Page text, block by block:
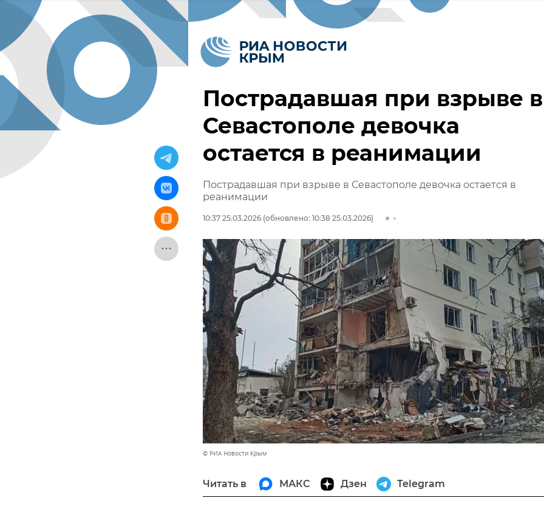
Пострадавшая при взрыве в
Севастополе девочка
остается в реанимации
Пострадавшая при взрыве в Севастополе девочка остается в
реанимации
10:37 25.03.2026 (обновлено: 10:38 25.03.2026)
© РИА Новости Крым
Читать в МАКС Дзен Telegram